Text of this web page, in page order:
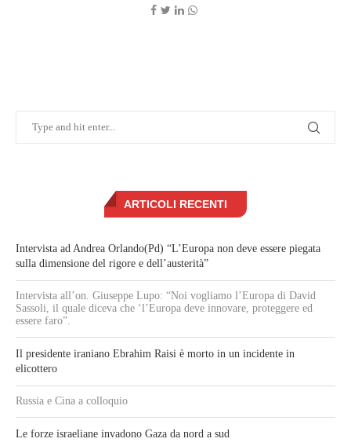
ARTICOLI RECENTI
Intervista ad Andrea Orlando(Pd) “L’Europa non deve essere piegata
sulla dimensione del rigore e dell’austerità”
Intervista all’on. Giuseppe Lupo: “Noi vogliamo l’Europa di David
Sassoli, il quale diceva che ‘l’Europa deve innovare, proteggere ed
essere faro”.
Il presidente iraniano Ebrahim Raisi è morto in un incidente in
elicottero
Russia e Cina a colloquio
Le forze israeliane invadono Gaza da nord a sud